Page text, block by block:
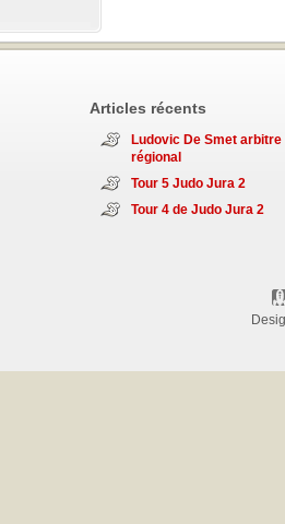
Articles récents
Ludovic De Smet arbitre
régional
Tour 5 Judo Jura 2
Tour 4 de Judo Jura 2